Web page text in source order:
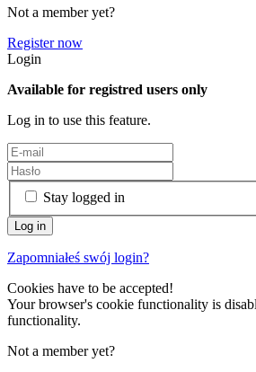
Not a member yet?
Register now
Login
Available for registred users only
Log in to use this feature.
Stay logged in
Zapomniałeś swój login?
Cookies have to be accepted!
Your browser's cookie functionality is
functionality.
Not a member yet?